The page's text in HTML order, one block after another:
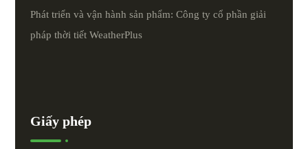
Phát triển và vận hành sản phẩm: Công ty cổ phần giải
pháp thời tiếtWeatherPlus
Giấy phép